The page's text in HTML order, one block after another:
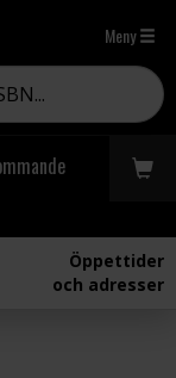
Meny
Öppettider
och adresser